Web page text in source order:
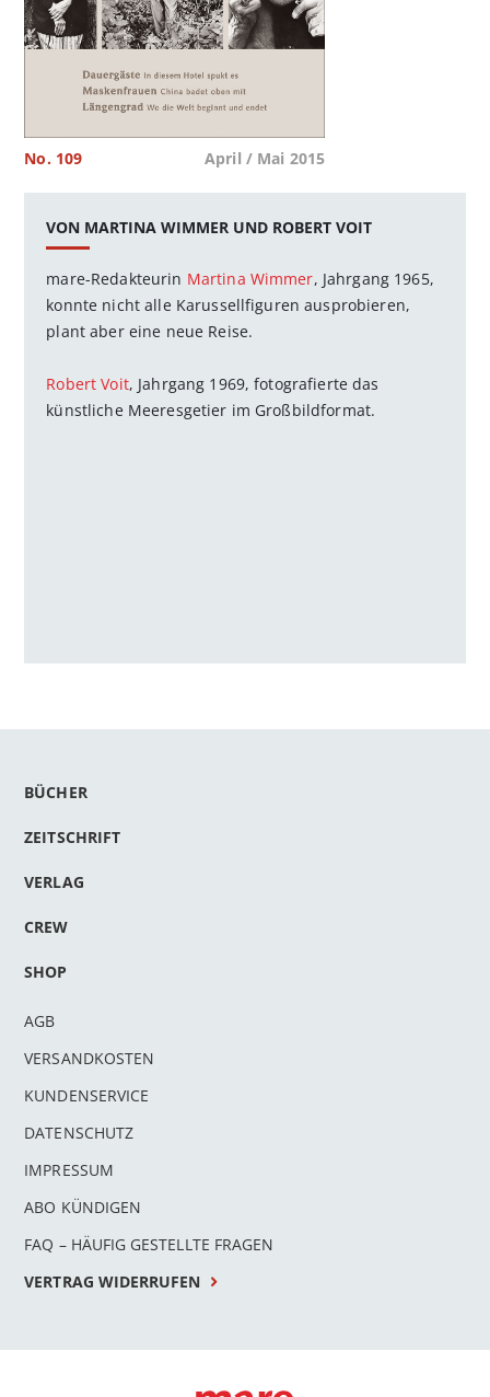
No. 109 April / Mai 2015
VON MARTINA WIMMER UND ROBERT VOIT
mare-Redakteurin Martina Wimmer, Jahrgang 1965,
konnte nicht alle Karussellfiguren ausprobieren,
plant aber eine neue Reise.
Robert Voit, Jahrgang 1969, fotografierte das
künstliche Meeresgetier im Großbildformat.
BÜCHER
ZEITSCHRIFT
VERLAG
CREW
SHOP
AGB
VERSANDKOSTEN
KUNDENSERVICE
DATENSCHUTZ
IMPRESSUM
ABO KÜNDIGEN
FAQ – HÄUFIG GESTELLTE FRAGEN
VERTRAG WIDERRUFEN